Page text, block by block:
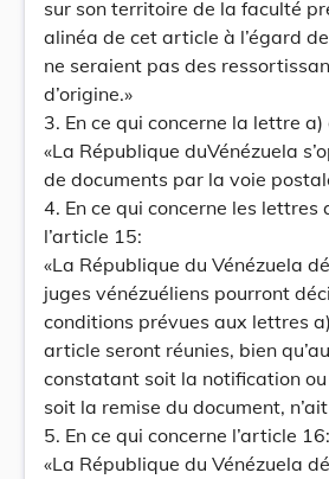
sur son territoire de la faculté
alinéa de cet article à l’égard
ne seraient pas des
d’origine.»
3. En ce qui concerne la lettre a)
«La République duVénézuela
de documents par la voie
4. En ce qui concerne les lettres
l’article 15:
«La République du Vénézuela
juges vénézuéliens pourront
conditions prévues aux lettres
article seront réunies, bien
constatant soit la notification
soit la remise du document,
5. En ce qui concerne l’article 16:
«La République du Vénézuela